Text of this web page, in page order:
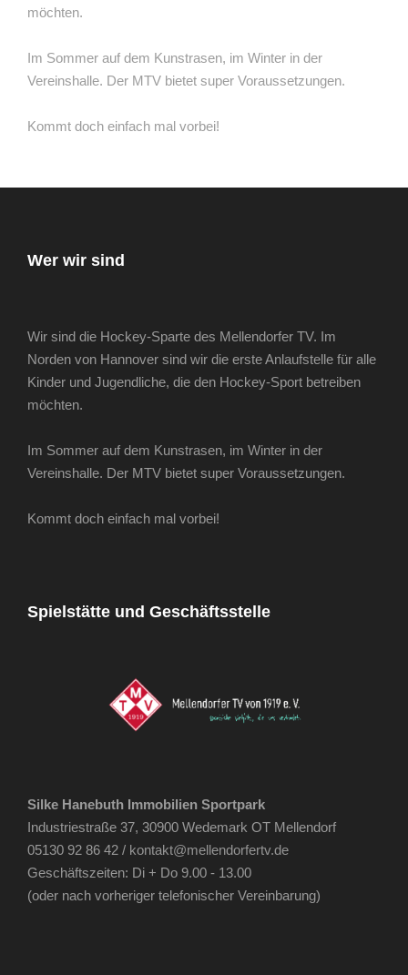
möchten.
Im Sommer auf dem Kunstrasen, im Winter in der
Vereinshalle. Der MTV bietet super Voraussetzungen.
Kommt doch einfach mal vorbei!
Wer wir sind
Wir sind die Hockey-Sparte des Mellendorfer TV. Im
Norden von Hannover sind wir die erste Anlaufstelle für alle
Kinder und Jugendliche, die den Hockey-Sport betreiben
möchten.
Im Sommer auf dem Kunstrasen, im Winter in der
Vereinshalle. Der MTV bietet super Voraussetzungen.
Kommt doch einfach mal vorbei!
Spielstätte und Geschäftsstelle
Silke Hanebuth Immobilien Sportpark
Industriestraße 37, 30900 Wedemark OT Mellendorf
05130 92 86 42 / kontakt@mellendorfertv.de
Geschäftszeiten: Di + Do 9.00 - 13.00
(oder nach vorheriger telefonischer Vereinbarung)